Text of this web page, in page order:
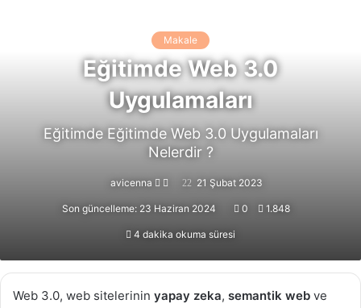
Makale
Eğitimde Web 3.0
Uygulamaları
Eğitimde Eğitimde Web 3.0 Uygulamaları
Nelerdir ?
avicenna
Follow
Bir
göndermek
21 Şubat 2023
Son güncelleme: 23 Haziran 2024 0 1.848
4 dakika okuma süresi
Web 3.0, web sitelerinin yapay zeka, semantik web ve